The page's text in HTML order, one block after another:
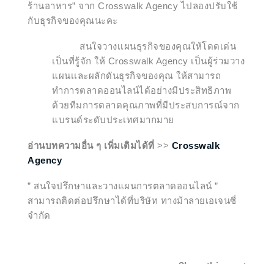
ร้านอาหาร” จาก Crosswalk Agency ไปลองปรับใช้
กับธุรกิจของคุณนะคะ
สนใจวางเเผนธุรกิจของคุณให้โดดเด่น
เป็นที่รู้จัก ให้ Crosswalk Agency เป็นผู้ร่วมวาง
แผนเเละผลักดันธุรกิจของคุณ ให้สามารถ
ทำการตลาดออนไลน์ได้อย่างมีประสิทธิภาพ
ด้วยทีมการตลาดคุณภาพที่มีประสบการณ์จาก
แบรนด์ระดับประเทศมากมาย
อ่านบทความอื่น ๆ เพิ่มเติมได้ที่ >> Crosswalk
Agency
” สนใจปรึกษาและวางแผนการตลาดออนไลน์ ”
สามารถติดต่อปรึกษาได้ที่บริษัท ทางม้าลายเอเจนซี่
จำกัด